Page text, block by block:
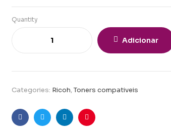
Quantity
Adicionar
Categories: Ricoh,Toners compativeis
FacebookTwitterLinkedinPinterest